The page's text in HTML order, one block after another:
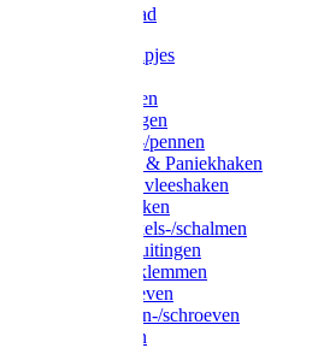
Waslijndraad
Simplexknipjes
Sleutelringen
Gelaste ringen
Borgveren-/pennen
Musketons & Paniekhaken
S-haken & vleeshaken
Karabijnhaken
Noodschakels-/schalmen
Harp-/D-sluitingen
Staaldraadklemmen
Spanschroeven
Ringmoeren-/schroeven
Puntkousen